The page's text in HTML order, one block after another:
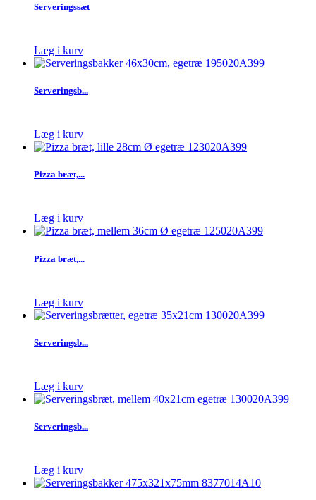
Serveringssæt
Læg i kurv
Serveringsb...
Læg i kurv
Pizza bræt,...
Læg i kurv
Pizza bræt,...
Læg i kurv
Serveringsb...
Læg i kurv
Serveringsb...
Læg i kurv